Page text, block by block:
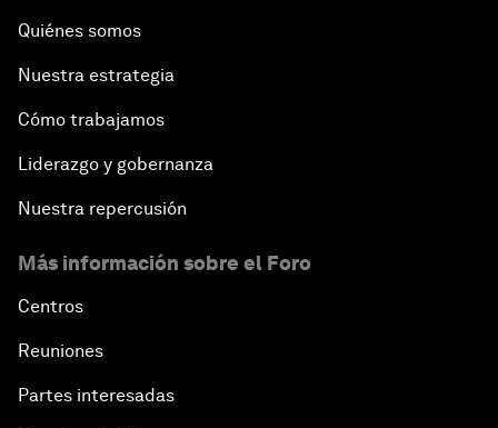
Quiénes somos
Nuestra estrategia
Cómo trabajamos
Liderazgo y gobernanza
Nuestra repercusión
Más información sobre el Foro
Centros
Reuniones
Partes interesadas